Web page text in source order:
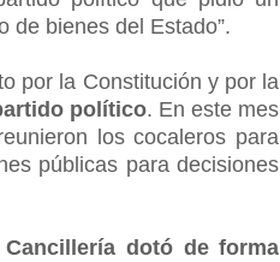
de bienes del Estado”.
por la Constitución y por la
político. En este mes
los cocaleros para
públicas para decisiones
Cancillería dotó de forma